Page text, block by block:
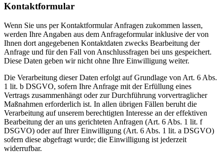
Kontaktformular
Wenn Sie uns per Kontaktformular Anfragen zukommen lassen,
werden Ihre Angaben aus dem Anfrageformular inklusive der von
Ihnen dort angegebenen Kontaktdaten zwecks Bearbeitung der
Anfrage und für den Fall von Anschlussfragen bei uns gespeichert.
Diese Daten geben wir nicht ohne Ihre Einwilligung weiter.
Die Verarbeitung dieser Daten erfolgt auf Grundlage von Art. 6 Abs.
1 lit. b DSGVO, sofern Ihre Anfrage mit der Erfüllung eines
Vertrags zusammenhängt oder zur Durchführung vorvertraglicher
Maßnahmen erforderlich ist. In allen übrigen Fällen beruht die
Verarbeitung auf unserem berechtigten Interesse an der effektiven
Bearbeitung der an uns gerichteten Anfragen (Art. 6 Abs. 1 lit. f
DSGVO) oder auf Ihrer Einwilligung (Art. 6 Abs. 1 lit. a DSGVO)
sofern diese abgefragt wurde; die Einwilligung ist jederzeit
widerrufbar.